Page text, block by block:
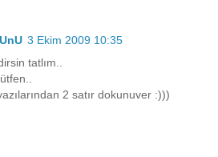
3 Ekim 2009 10:35
tatlım..
2 satır dokunuver :)))